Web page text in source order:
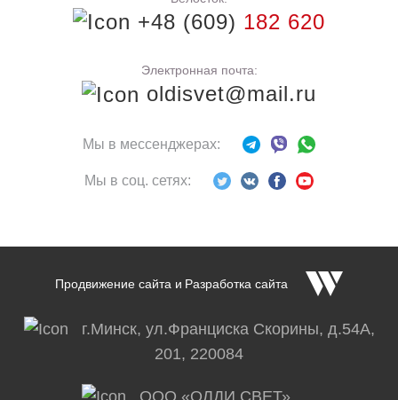
+48 (609) 182 620
Электронная почта:
oldisvet@mail.ru
Мы в мессенджерах:
Мы в соц. сетях:
г.Минск, ул.Франциска Скорины, д.54А,
201, 220084
Продвижение сайта и Разработка сайта